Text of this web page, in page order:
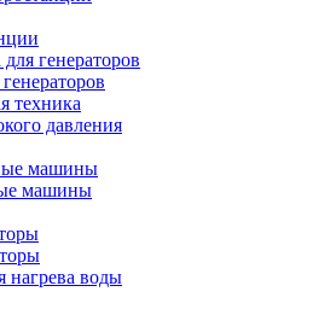
генераторов
техника
давления
машины
машины
нагрева воды